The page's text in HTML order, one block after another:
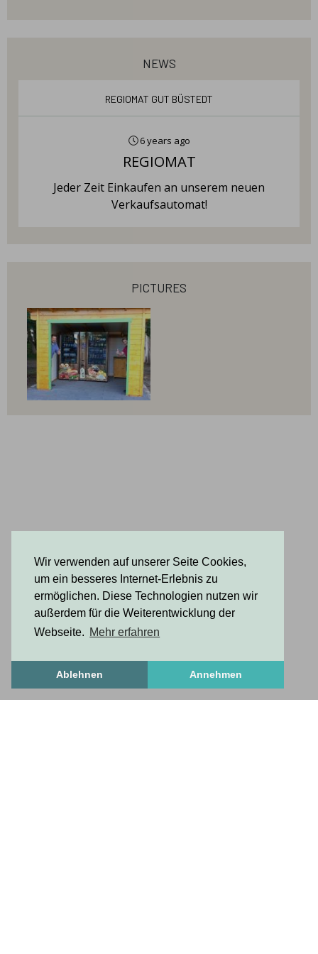
Wir verwenden auf unserer Seite Cookies,
um ein besseres Internet-Erlebnis zu
ermöglichen. Diese Technologien nutzen wir
außerdem für die Weiterentwicklung der
Webseite. Mehr erfahren
Ablehnen Annehmen
news
Regiomat Gut Büstedt
6 years ago
REGIOMAT
Jeder Zeit Einkaufen an unserem neuen
Verkaufsautomat!
pictures